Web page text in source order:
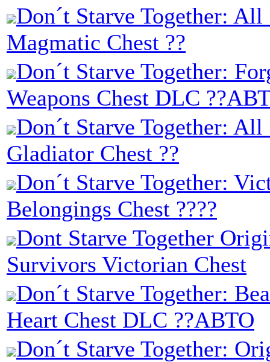
Don´t Starve Together:
Magmatic Chest ??
Don´t Starve Together:
Weapons Chest DLC
Don´t Starve Together:
Gladiator Chest ??
Don´t Starve Together:
Belongings Chest ????
Dont Starve Together
Survivors Victorian Chest
Don´t Starve Together:
Heart Chest DLC ??АВТО
Don´t Starve Together: